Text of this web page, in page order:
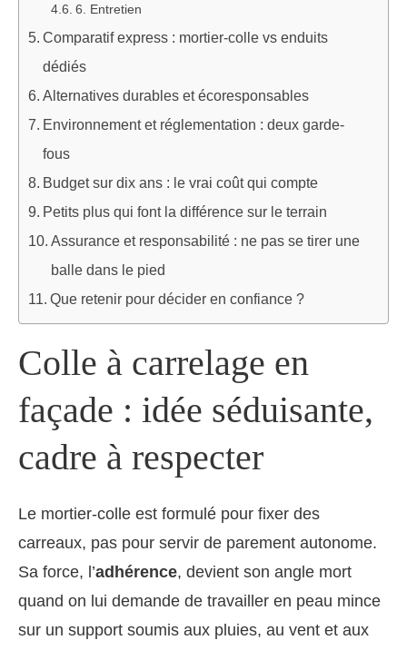
6. Entretien
Comparatif express : mortier-colle vs enduits
dédiés
Alternatives durables et écoresponsables
Environnement et réglementation : deux garde-
fous
Budget sur dix ans : le vrai coût qui compte
Petits plus qui font la différence sur le terrain
Assurance et responsabilité : ne pas se tirer une
balle dans le pied
Que retenir pour décider en confiance ?
Colle à carrelage en
façade : idée séduisante,
cadre à respecter
Le mortier-colle est formulé pour fixer des
carreaux, pas pour servir de parement autonome.
Sa force, l’adhérence, devient son angle mort
quand on lui demande de travailler en peau mince
sur un support soumis aux pluies, au vent et aux